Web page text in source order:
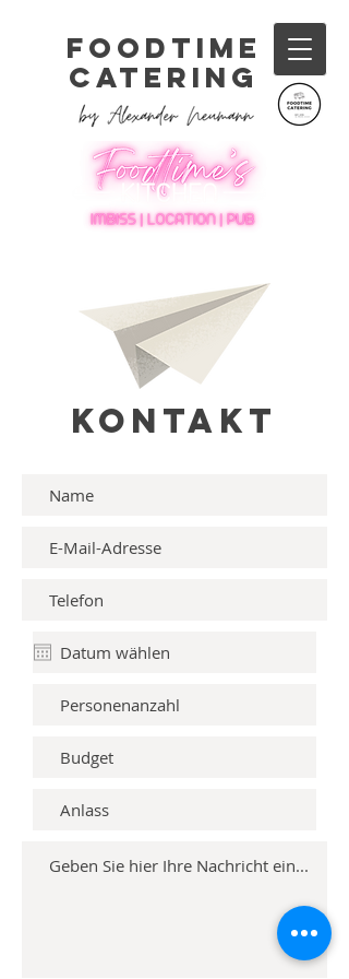
Foodtime
Catering
Kontakt